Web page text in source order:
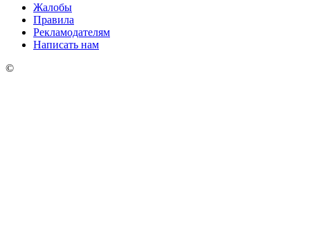
Жалобы
Правила
Рекламодателям
Написать нам
©